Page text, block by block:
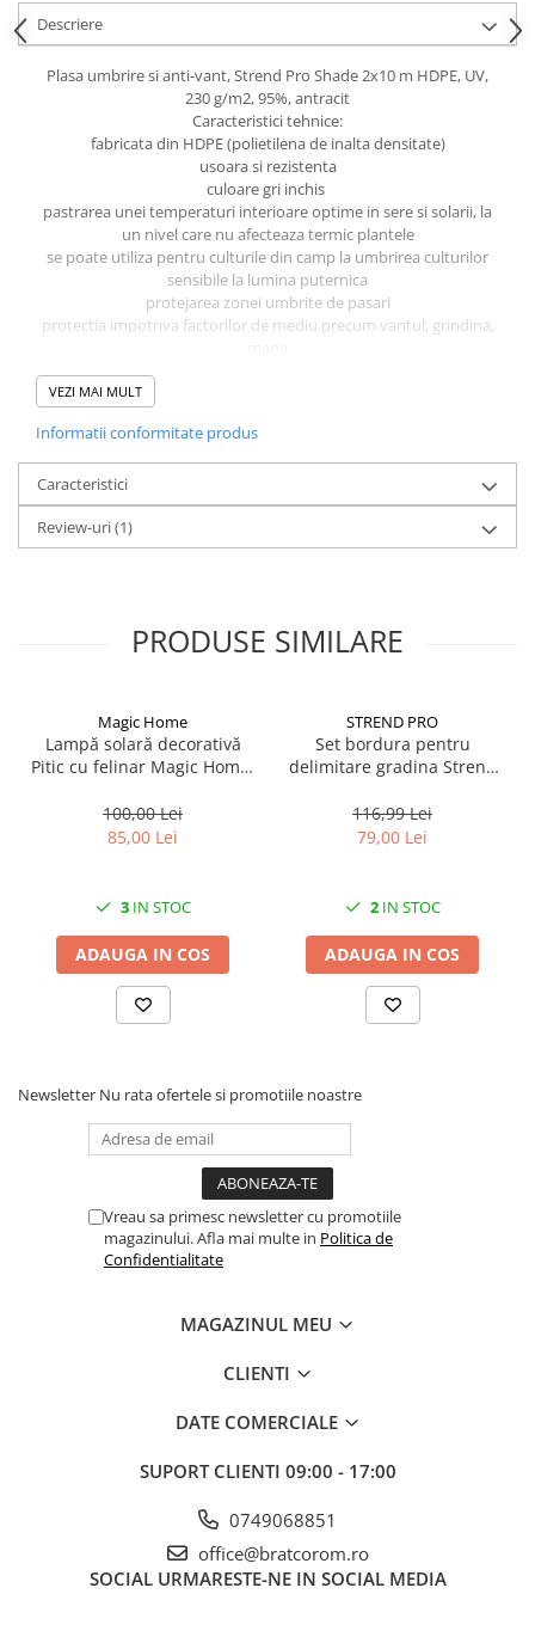
Veioze si lampi
Figurine si decoratiuni Craciun
Globuri
Instalatii de Craciun
Lumanari si candele
Suporturi lumanari
Cosuri de gunoi
Saci gunoi
Servetele umede
Articole antidaunatori gradina
Furtunuri gradinarit
Hamace si leagane
Lampi solare
Panouri si elemente gard
Programatoare stropire
Sere si solarii
Umbrele si pavilioane gradina
Detergenti de vase profesionali
Pentru masini de spalat si polish
Pentru spalare manuala
Detergenti lichizi profesionali
Descriere
Plasa umbrire si anti-vant, Strend Pro Shade 2x10 m HDPE, UV,
230 g/m2, 95%, antracit
Caracteristici tehnice:
fabricata din HDPE (polietilena de inalta densitate)
usoara si rezistenta
culoare gri inchis
pastrarea unei temperaturi interioare optime in sere si solarii, la
un nivel care nu afecteaza termic plantele
se poate utiliza pentru culturile din camp la umbrirea culturilor
sensibile la lumina puternica
protejarea zonei umbrite de pasari
protectia impotriva factorilor de mediu precum vantul, grindina,
lucrurilor si a oamenilor de expunerea la lumina directa a soarelui
- rezistent la radiatii UV
- instalare usoara
- umbrire 95%
VEZI MAI MULT
Informatii conformitate produs
Caracteristici
Review-uri(1)
PRODUSE SIMILARE
Magic Home
Lampă solară decorativă
Pitic cu felinar Magic Home,
pentru grădină și curte
100,00 Lei
85,00 Lei
3IN STOC
ADAUGA IN COS
STREND PRO
Set bordura pentru
delimitare gradina Strend
lungime totala 4.8 m
116,99 Lei
79,00 Lei
2IN STOC
ADAUGA IN COS
Newsletter Nu rata ofertele si promotiile noastre
Vreau sa primesc newsletter cu promotiile
magazinului. Afla mai multe in Politica de
Confidentialitate
MAGAZINUL MEU
CLIENTI
DATE COMERCIALE
SUPORT CLIENTI 09:00 - 17:00
0749068851
office@bratcorom.ro
SOCIAL URMARESTE-NE IN SOCIAL MEDIA